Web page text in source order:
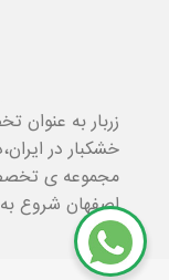
زربار به
مجموعه ی
اصفهان شروع